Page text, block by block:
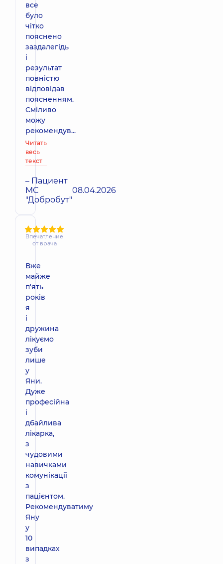
все
було
чітко
пояснено
заздалегідь
і
результат
повністю
відповідав
поясненням.
Сміливо
можу
рекомендув...
Читать
весь
текст
– Пациент
МС
"Добробут"
08.04.2026
Впечатление
от врача
Вже
майже
п'ять
років
я
і
дружина
лікуємо
зуби
лише
у
Яни.
Дуже
професійна
і
дбайлива
лікарка,
з
чудовими
навичками
комунікації
з
пацієнтом.
Рекомендуватиму
Яну
у
10
випадках
з